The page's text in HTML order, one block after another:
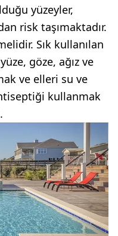
yüzeyler,
risk taşımaktadır.
Sık kullanılan
göze, ağız ve
ve elleri su ve
kullanmak